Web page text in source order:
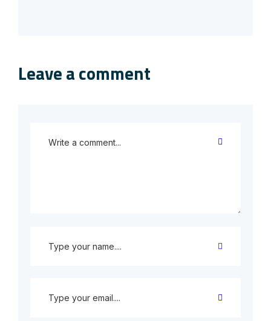
Leave a comment